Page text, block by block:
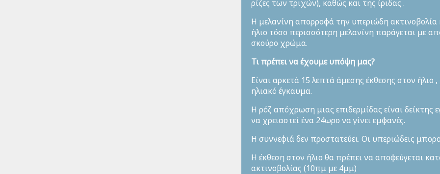
ρίζες των τριχών), καθώς και της ίριδας .
Η μελανίνη απορροφά την υπεριώδη ακτινοβολία
ήλιο τόσο περισσότερη μελανίνη παράγεται με
σκούρο χρώμα.
Τι πρέπει να έχουμε υπόψη μας?
Είναι αρκετά 15 λεπτά άμεσης έκθεσης στον
ηλιακό έγκαυμα.
Η ρόζ απόχρωση μιας επιδερμίδας είναι δείκτης
να χρειαστεί ένα 24ωρο να γίνει εμφανές.
Η συννεφιά δεν προστατεύει. Οι υπεριώδεις
Η έκθεση στον ήλιο θα πρέπει να αποφεύγεται
ακτινοβολίας (10πμ με 4μμ)